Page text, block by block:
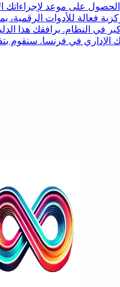
الحصول على موعد لإجراءاتك
فعالة للأدوات الرقمية،
في النظام. يرافقك هذا
الإداري في فرنسا. سنقوم